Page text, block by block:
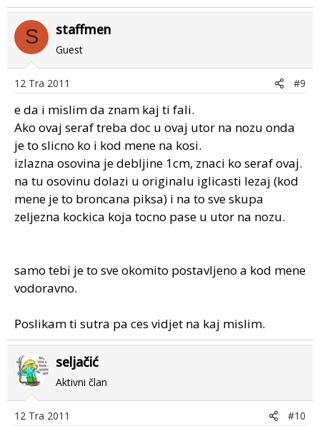
S staffmen
Guest
12 Tra 2011 #9
e da i mislim da znam kaj ti fali.
Ako ovaj seraf treba doc u ovaj utor na nozu onda
je to slicno ko i kod mene na kosi.
izlazna osovina je debljine 1cm, znaci ko seraf ovaj.
na tu osovinu dolazi u originalu iglicasti lezaj (kod
mene je to broncana piksa) i na to sve skupa
zeljezna kockica koja tocno pase u utor na nozu.
samo tebi je to sve okomito postavljeno a kod mene
vodoravno.
Poslikam ti sutra pa ces vidjet na kaj mislim.
seljačić
Aktivni član
12 Tra 2011 #10